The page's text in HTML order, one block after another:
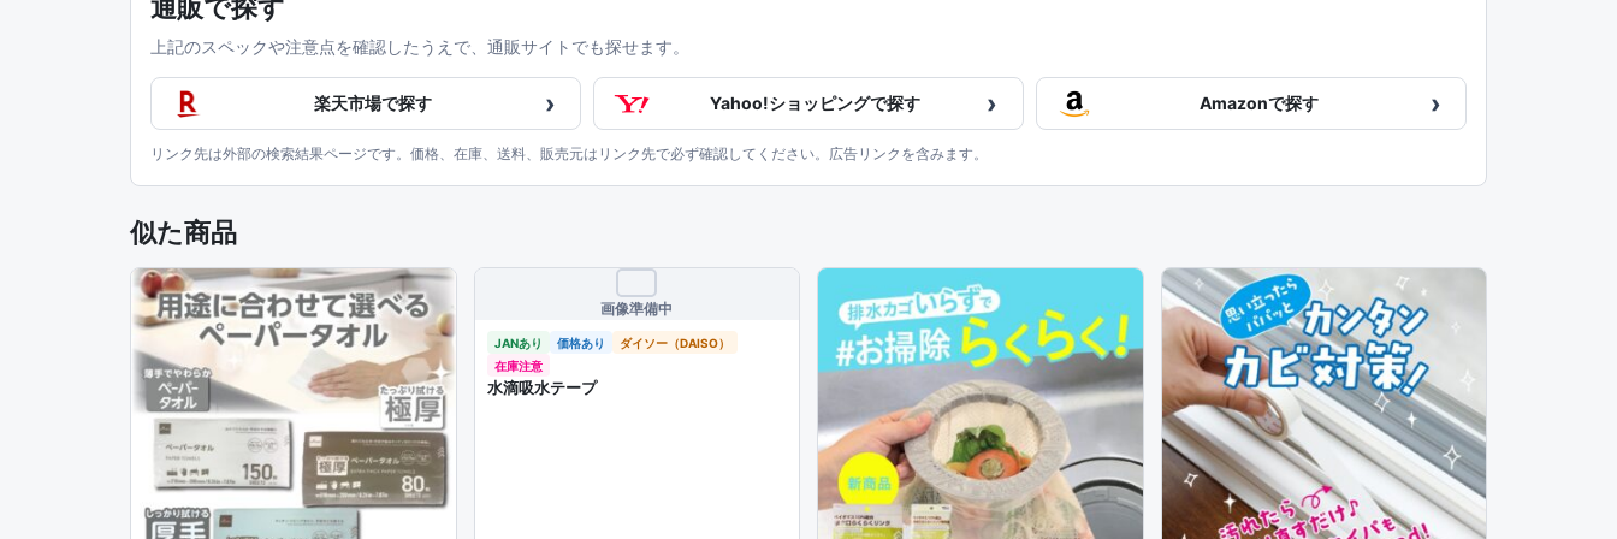
通販で探す
上記のスペックや注意点を確認したうえで、通販サイトでも探せます。
楽天市場で探す › Yahoo!ショッピングで探す › Amazonで探す ›
リンク先は外部の検索結果ページです。価格、在庫、送料、販売元はリンク先で必ず確認してください。広告リンクを含みます。
似た商品
画像準備中
JANあり 価格あり
ダイソー（DAISO）
在庫注意
水滴吸水テープ